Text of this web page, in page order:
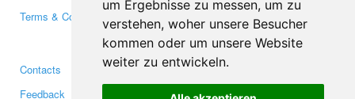
um Ergebnisse zu messen, um zu
verstehen, woher unsere Besucher
kommen oder um unsere Website
weiter zu entwickeln.
Terms & Conditions
Media
Contacts
Feedback
Facebook
Twitter